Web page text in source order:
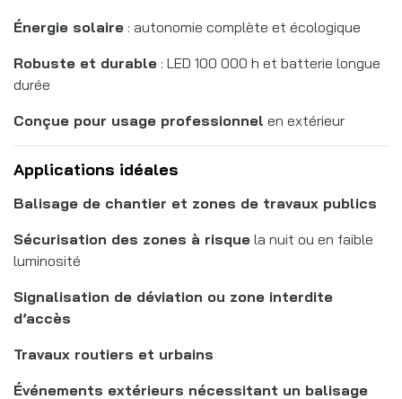
Énergie solaire : autonomie complète et écologique
Robuste et durable : LED 100 000 h et batterie longue
durée
Conçue pour usage professionnel en extérieur
Applications idéales
Balisage de chantier et zones de travaux publics
Sécurisation des zones à risque la nuit ou en faible
luminosité
Signalisation de déviation ou zone interdite
d’accès
Travaux routiers et urbains
Événements extérieurs nécessitant un balisage